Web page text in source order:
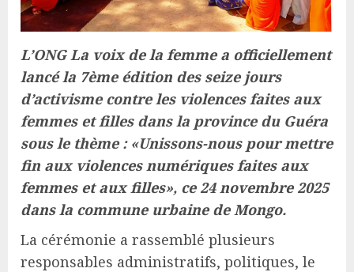
L’ONG La voix de la femme a officiellement
lancé la 7ème édition des seize jours
d’activisme contre les violences faites aux
femmes et filles dans la province du Guéra
sous le thème : «Unissons-nous pour mettre
fin aux violences numériques faites aux
femmes et aux filles», ce 24 novembre 2025
dans la commune urbaine de Mongo.
La cérémonie a rassemblé plusieurs
responsables administratifs, politiques, le